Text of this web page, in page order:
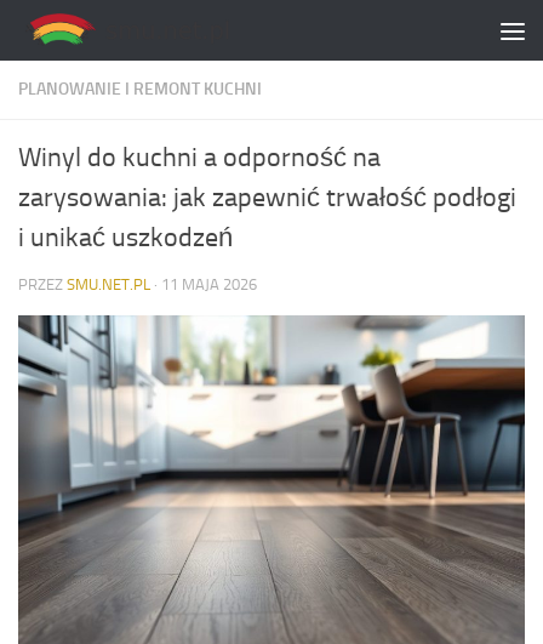
Skip to content
PLANOWANIE I REMONT KUCHNI
Winyl do kuchni a odporność na
zarysowania: jak zapewnić trwałość podłogi
i unikać uszkodzeń
PRZEZ SMU.NET.PL · 11 MAJA 2026